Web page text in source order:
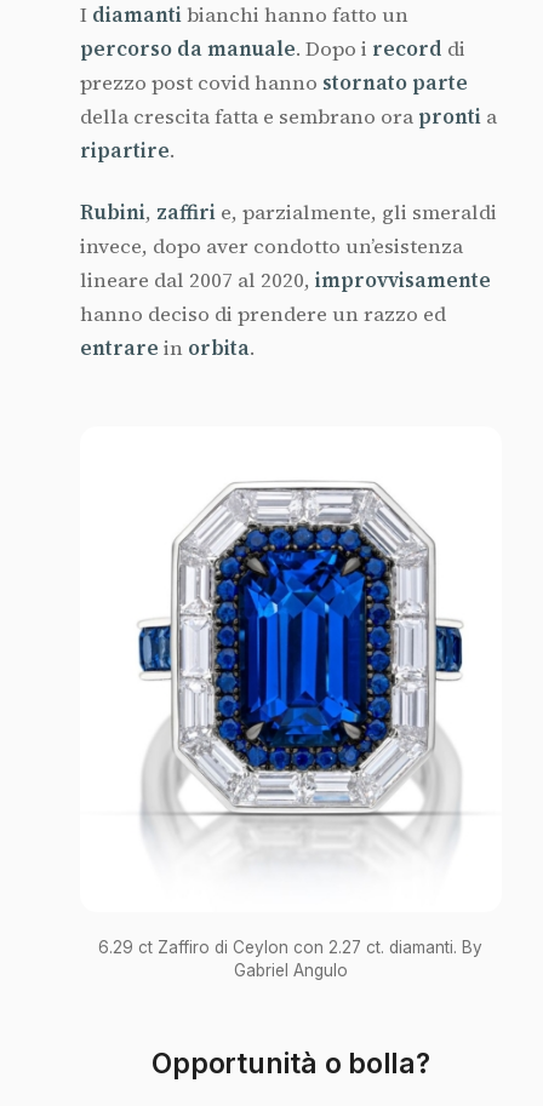
I diamantibianchi hanno fatto un
percorso da manuale. Dopo i record di
prezzo post covid hanno stornato parte
della crescita fatta e sembrano ora pronti a
ripartire.
Rubini, zaffiri e, parzialmente, gli smeraldi
invece, dopo aver condotto un’esistenza
lineare dal 2007 al 2020, improvvisamente
hanno deciso di prendere un razzo ed
entrare in orbita.
6.29 ct Zaffiro di Ceylon con 2.27 ct. diamanti. By
Gabriel Angulo
Opportunità o bolla?